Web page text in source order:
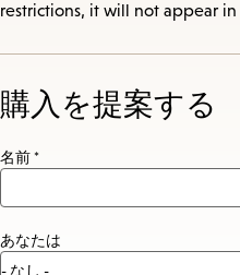
restrictions, it will not appear
購入を提案する
名前 *
あなたは